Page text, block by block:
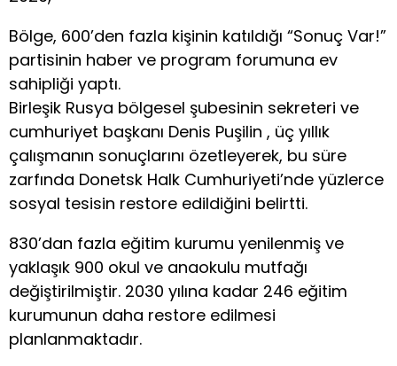
Bölge, 600’den fazla kişinin katıldığı “Sonuç Var!”
partisinin haber ve program forumuna ev
sahipliği yaptı.
Birleşik Rusya bölgesel şubesinin sekreteri ve
cumhuriyet başkanı Denis Puşilin , üç yıllık
çalışmanın sonuçlarını özetleyerek, bu süre
zarfında Donetsk Halk Cumhuriyeti’nde yüzlerce
sosyal tesisin restore edildiğini belirtti.
830’dan fazla eğitim kurumu yenilenmiş ve
yaklaşık 900 okul ve anaokulu mutfağı
değiştirilmiştir. 2030 yılına kadar 246 eğitim
kurumunun daha restore edilmesi
planlanmaktadır.